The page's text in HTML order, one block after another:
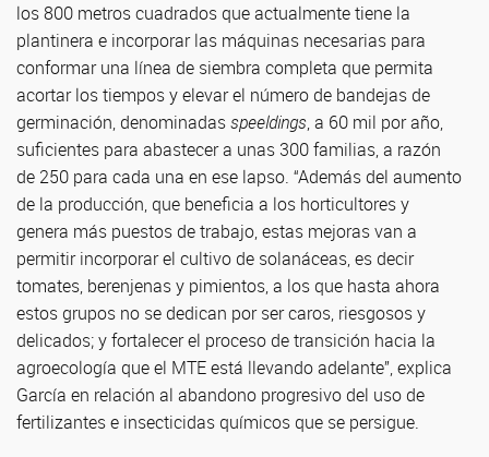
los 800 metros cuadrados que actualmente tiene la
plantinera e incorporar las máquinas necesarias para
conformar una línea de siembra completa que permita
acortar los tiempos y elevar el número de bandejas de
germinación, denominadasspeeldings, a 60 mil por año,
suficientes para abastecer a unas 300 familias, a razón
de 250 para cada una en ese lapso. “Además del aumento
de la producción, que beneficia a los horticultores y
genera más puestos de trabajo, estas mejoras van a
permitir incorporar el cultivo de solanáceas, es decir
tomates, berenjenas y pimientos, a los que hasta ahora
estos grupos no se dedican por ser caros, riesgosos y
delicados; y fortalecer el proceso de transición hacia la
agroecología que el MTE está llevando adelante”, explica
García en relación al abandono progresivo del uso de
fertilizantes e insecticidas químicos que se persigue.